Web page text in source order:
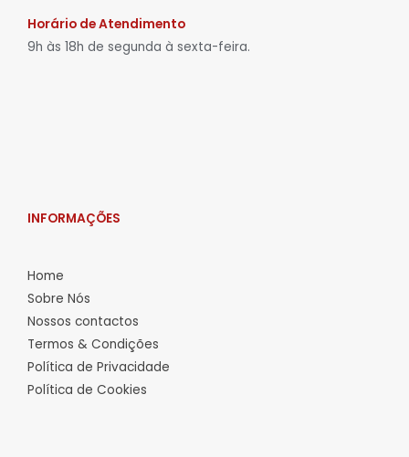
Horário de Atendimento
9h às 18h de segunda à sexta-feira.
INFORMAÇÕES
Home
Sobre Nós
Nossos contactos
Termos & Condições
Política de Privacidade
Política de Cookies